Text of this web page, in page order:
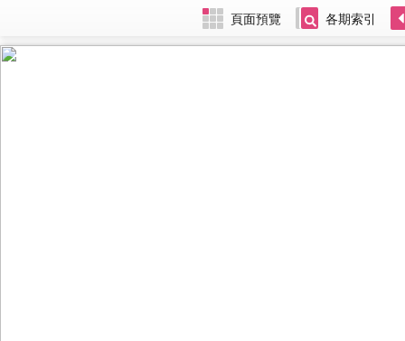
頁面預覽 各期索引